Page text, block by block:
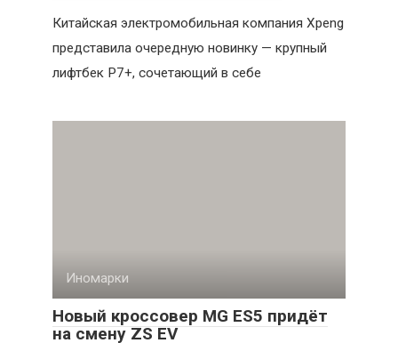
Китайская электромобильная компания Xpeng
представила очередную новинку — крупный
лифтбек P7+, сочетающий в себе
Иномарки
Новый кроссовер MG ES5 придёт
на смену ZS EV